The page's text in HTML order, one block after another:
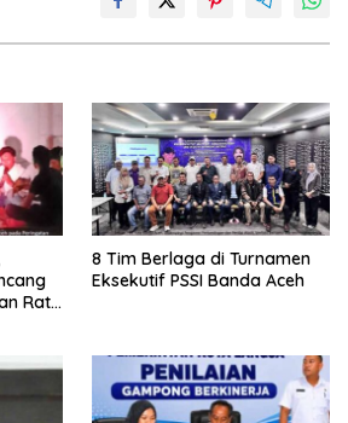
Ratu
8 Tim Berlaga di Turnamen
Eksekutif PSSI Banda Aceh